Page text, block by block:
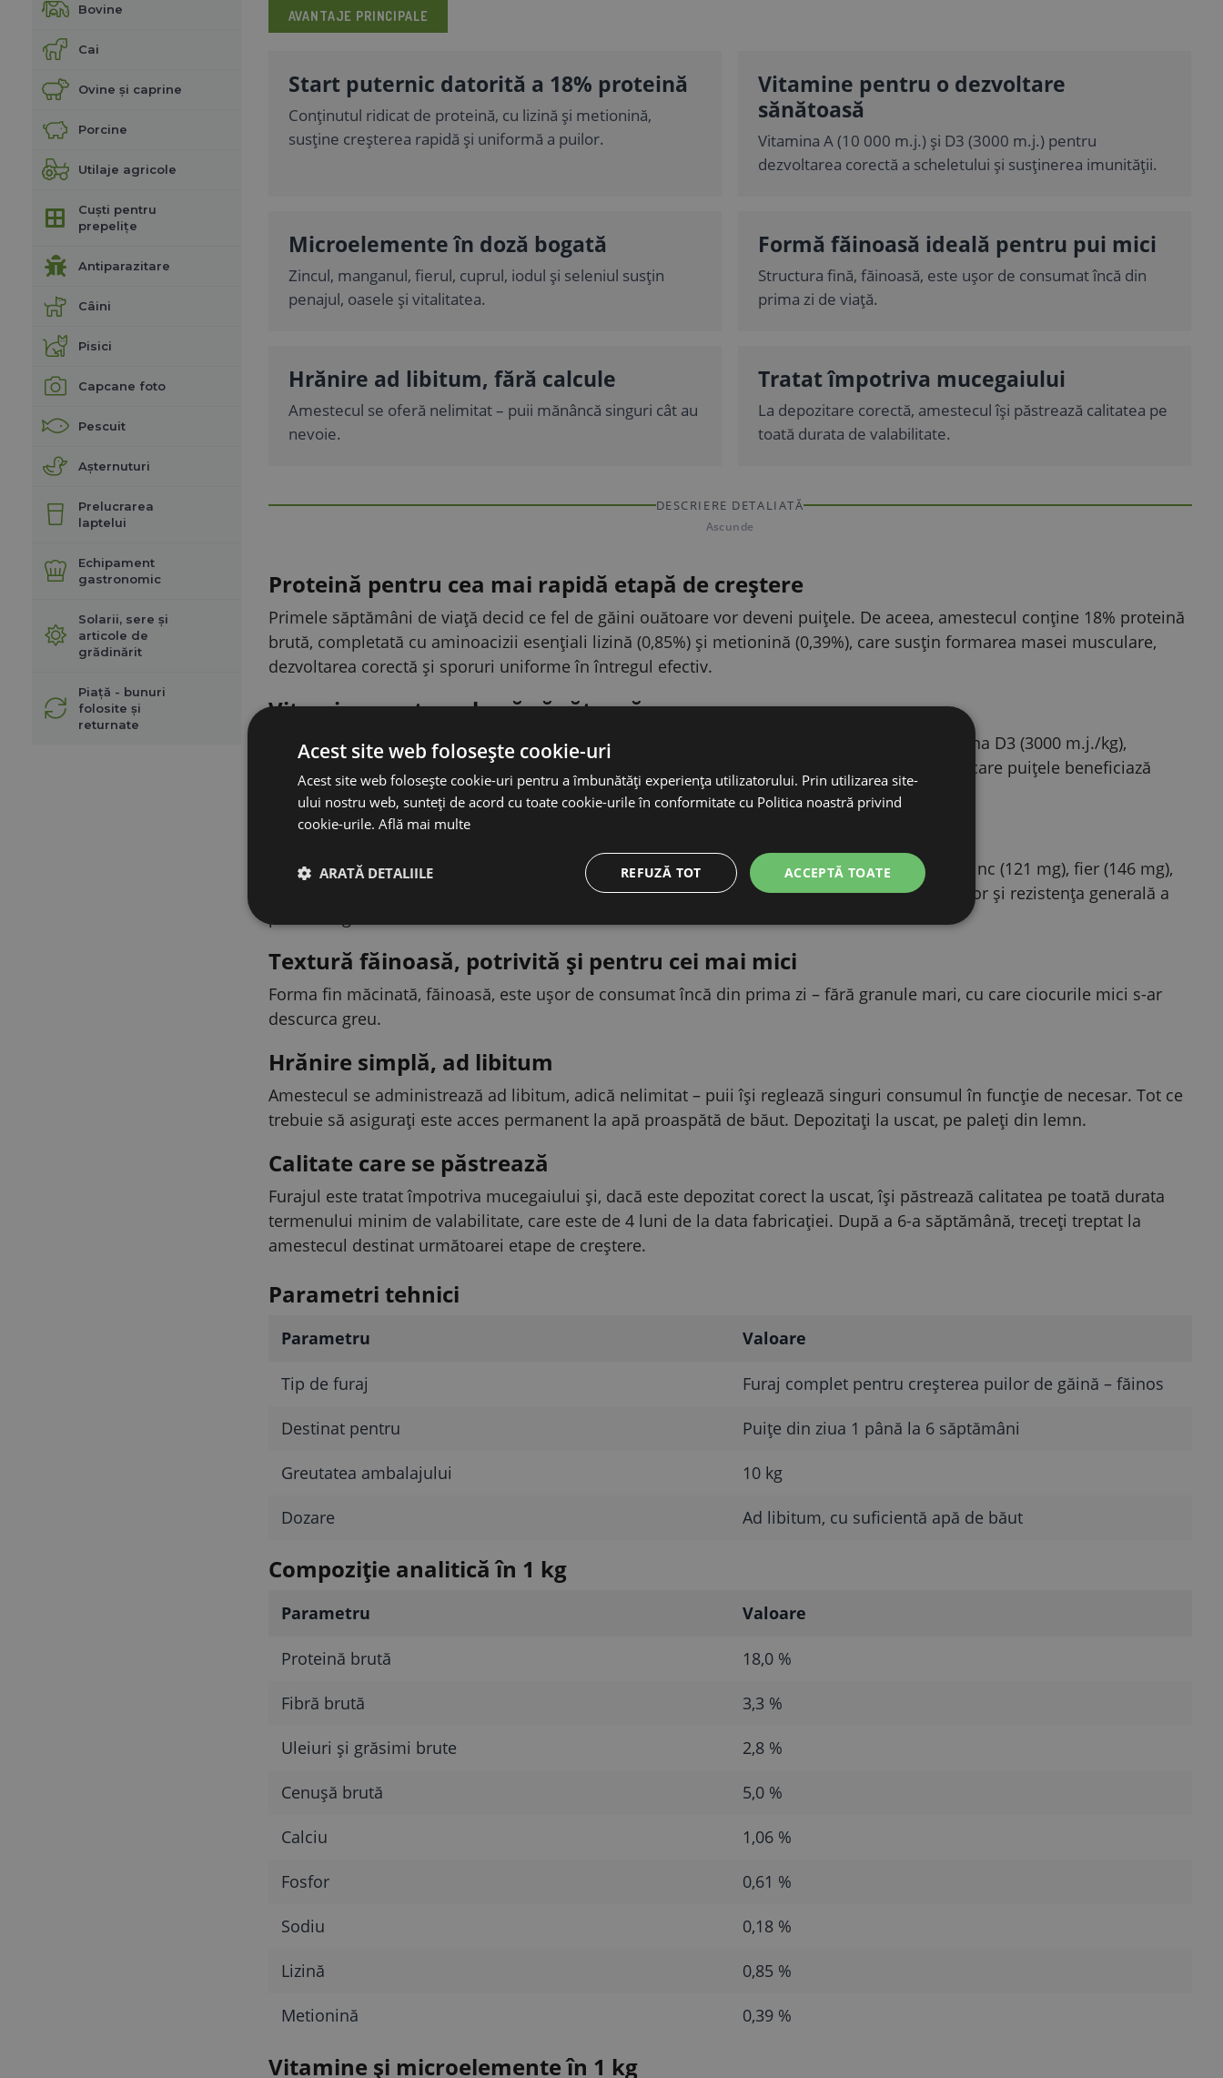
Bovine
Cai
Ovine și caprine
Porcine
Utilaje agricole
Cuști pentru
prepelițe
Antiparazitare
Câini
Pisici
Capcane foto
Pescuit
Așternuturi
Prelucrarea
laptelui
Echipament
gastronomic
Solarii, sere și
articole de
grădinărit
Piață - bunuri
folosite și
returnate
AVANTAJE PRINCIPALE
Start puternic datorită a 18% proteină
Conținutul ridicat de proteină, cu lizină și metionină,
susține creșterea rapidă și uniformă a puilor.
Vitamine pentru o dezvoltare
sănătoasă
Vitamina A (10 000 m.j.) și D3 (3000 m.j.) pentru
dezvoltarea corectă a scheletului și susținerea imunității.
Microelemente în doză bogată
Zincul, manganul, fierul, cuprul, iodul și seleniul susțin
penajul, oasele și vitalitatea.
Formă făinoasă ideală pentru pui mici
Structura fină, făinoasă, este ușor de consumat încă din
prima zi de viață.
Hrănire ad libitum, fără calcule
Amestecul se oferă nelimitat – puii mănâncă singuri cât au
nevoie.
Tratat împotriva mucegaiului
La depozitare corectă, amestecul își păstrează calitatea pe
toată durata de valabilitate.
DESCRIERE DETALIATĂ
Ascunde
Proteină pentru cea mai rapidă etapă de creștere
Primele săptămâni de viață decid ce fel de găini ouătoare vor deveni puițele. De aceea, amestecul conține 18% proteină
brută, completată cu aminoacizii esențiali lizină (0,85%) și metionină (0,39%), care susțin formarea masei musculare,
dezvoltarea corectă și sporuri uniforme în întregul efectiv.
Vitamine pentru o bază sănătoasă
Vitamina A (10 000 m.j./kg) sprijină imunitatea și dezvoltarea corectă a țesuturilor, iar vitamina D3 (3000 m.j./kg),
împreună cu calciul (1,06%) și fosforul (0,61%), contribuie la un schelet puternic – o bază de care puițele beneficiază
toată viața.
Microelemente pentru penaj și vitalitate
Fiecare kilogram de amestec conține o doză bogată de microelemente – mangan (129 mg), zinc (121 mg), fier (146 mg),
cupru, iod și seleniu. Acestea susțin un penaj de calitate, dezvoltarea sănătoasă a articulațiilor și rezistența generală a
Textură făinoasă, potrivită și pentru cei mai mici
Forma fin măcinată, făinoasă, este ușor de consumat încă din prima zi – fără granule mari, cu care ciocurile mici s-ar
descurca greu.
Hrănire simplă, ad libitum
Amestecul se administrează ad libitum, adică nelimitat – puii își reglează singuri consumul în funcție de necesar. Tot ce
trebuie să asigurați este acces permanent la apă proaspătă de băut. Depozitați la uscat, pe paleți din lemn.
Calitate care se păstrează
Furajul este tratat împotriva mucegaiului și, dacă este depozitat corect la uscat, își păstrează calitatea pe toată durata
termenului minim de valabilitate, care este de 4 luni de la data fabricației. După a 6-a săptămână, treceți treptat la
amestecul destinat următoarei etape de creștere.
Parametri tehnici
Parametru Valoare
Tip de furaj Furaj complet pentru creșterea puilor de găină – făinos
Destinat pentru Puițe din ziua 1 până la 6 săptămâni
Greutatea ambalajului 10 kg
Dozare Ad libitum, cu suficientă apă de băut
Compoziție analitică în 1 kg
Parametru Valoare
Proteină brută 18,0 %
Fibră brută 3,3 %
Uleiuri și grăsimi brute 2,8 %
Cenușă brută 5,0 %
Calciu 1,06 %
Fosfor 0,61 %
Sodiu 0,18 %
Lizină 0,85 %
Metionină 0,39 %
Vitamine și microelemente în 1 kg
Acest site web folosește cookie-uri
Acest site web folosește cookie-uri pentru a îmbunătăți experiența utilizatorului. Prin utilizarea site-
ului nostru web, sunteți de acord cu toate cookie-urile în conformitate cu Politica noastră privind
cookie-urile. Află mai multe
ACCEPTĂ TOATE
REFUZĂ TOT
ARATĂ DETALIILE